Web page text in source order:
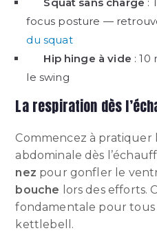
Squat sans charge :
focus posture —
du squat
Hip hinge à vide :
le swing
La respiration dès
Commencez à pratiquer
abdominale dès
nez pour gonfler le
bouche lors des efforts.
fondamentale pour tous
kettlebell.